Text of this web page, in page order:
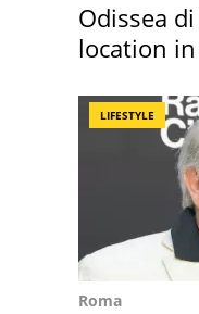
Odissea
location
LIFESTYLE
Roma